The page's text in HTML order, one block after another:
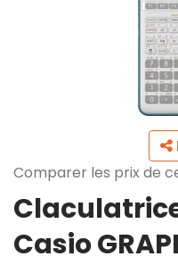
Comparer les prix de
Casio